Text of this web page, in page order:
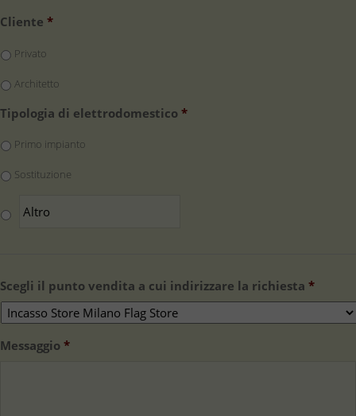
Cliente *
Privato
Architetto
Tipologia di elettrodomestico *
Primo impianto
Sostituzione
Scegli il punto vendita a cui indirizzare la richiesta *
Messaggio *